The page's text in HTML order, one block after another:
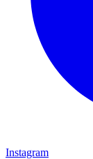
Instagram